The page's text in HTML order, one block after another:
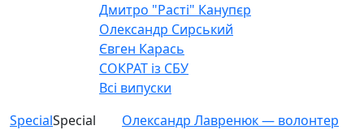
Дмитро "Расті" Канупєр
Олександр Сирський
Євген Карась
СОКРАТ із СБУ
Всі випуски
SpecialSpecial
Олександр Лавренюк — волонтер